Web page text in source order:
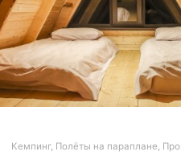
Кемпинг, Полёты на параплане